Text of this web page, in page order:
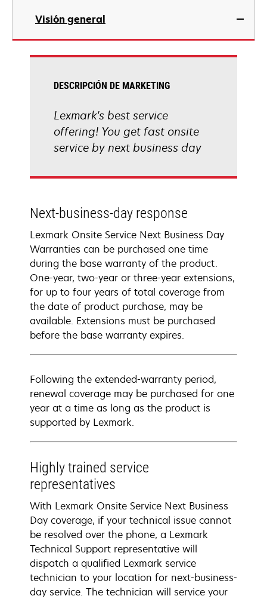
Visión general
DESCRIPCIÓN DE MARKETING
Lexmark's best service
offering! You get fast onsite
service by next business day
Next-business-day response
Lexmark Onsite Service Next Business Day
Warranties can be purchased one time
during the base warranty of the product.
One-year, two-year or three-year extensions,
for up to four years of total coverage from
the date of product purchase, may be
available. Extensions must be purchased
before the base warranty expires.
Following the extended-warranty period,
renewal coverage may be purchased for one
year at a time as long as the product is
supported by Lexmark.
Highly trained service
representatives
With Lexmark Onsite Service Next Business
Day coverage, if your technical issue cannot
be resolved over the phone, a Lexmark
Technical Support representative will
dispatch a qualified Lexmark service
technician to your location for next-business-
day service. The technician will service your